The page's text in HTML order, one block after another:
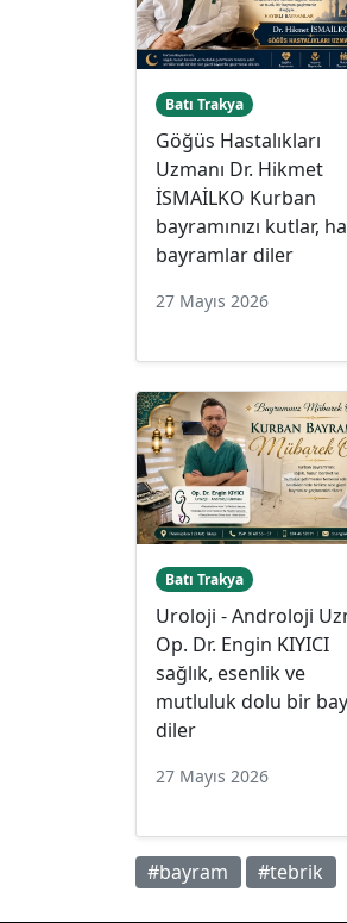
Batı Trakya
Göğüs Hastalıkları
Uzmanı Dr. Hikmet
İSMAİLKO Kurban
bayramınızı kutlar,
bayramlar diler
27 Mayıs 2026
Batı Trakya
Uroloji - Androloji
Op. Dr. Engin KIYICI
sağlık, esenlik ve
mutluluk dolu bir
diler
27 Mayıs 2026
#bayram #tebrik